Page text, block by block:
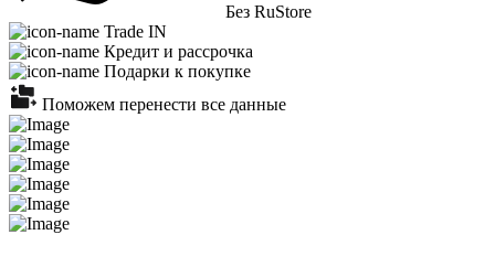
Без RuStore
Trade IN
Кредит и рассрочка
Подарки к покупке
Поможем перенести все данные